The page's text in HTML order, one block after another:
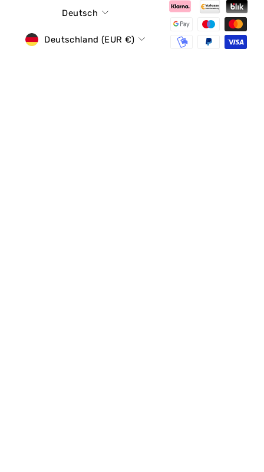
Sprache
Deutsch
Währung
Deutschland (EUR €)